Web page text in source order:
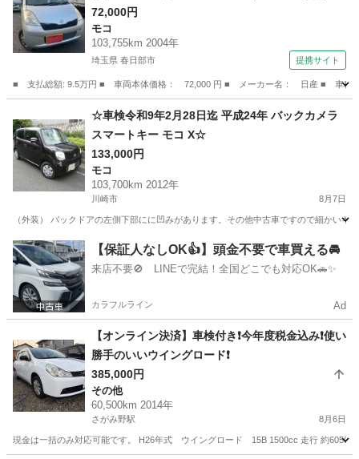
ビ ＣＤ ＤＶＤ ＥＴＣ 社外ＡＷ （検9.12）
72,000円
モコ
103,755km 2004年
埼玉県 春日部市 提携サイト
■ 支払総額: 9.5万円 ■ 車両本体価格： 72,000 円 ■ メーカー名： 日産 ■ 車
モコ
☆車検令和9年2月28日迄 平成24年 バックカメラ
スマートキー モコ X☆
133,000円
モコ
103,700km 2012年
川崎市 8月7日
（外装） バックドアの左側下部にに凹みがあります。その他中古車ですので細かい
神奈川 川崎市 モコ
【保証人なしOK👍】頭金不要で車買える🚘
来店不要🚫 LINEで完結！全国どこでも対応OK🚗✨
カラフルライン Ad
【オンライン決済】車検付き❗️今年度税金込み❗️使い
勝手のいいウイングロード❗️
385,000円
その他
60,500km 2014年
さがみ野駅 8月6日
現金は一括のみ対応可能です。 H26年式 ウイングロード 15B 1500cc 走行 約